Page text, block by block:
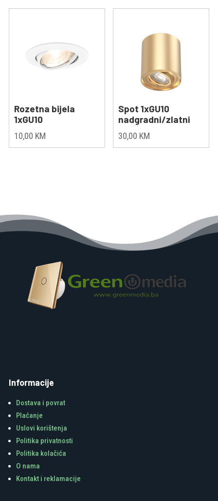
Rozetna bijela
1xGU10
10,00 KM
Spot 1xGU10
nadgradni/zlatni
30,00 KM
Informacije
Dostava i povrat
Plaćanje
Uslovi korištenja
Politika privatnosti
Politika kolačića
O nama
Kontakt i reklamacije